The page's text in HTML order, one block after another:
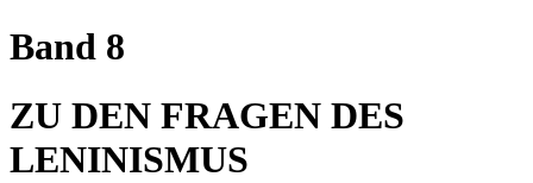
Band 8
ZU DEN FRAGEN DES
LENINISMUS